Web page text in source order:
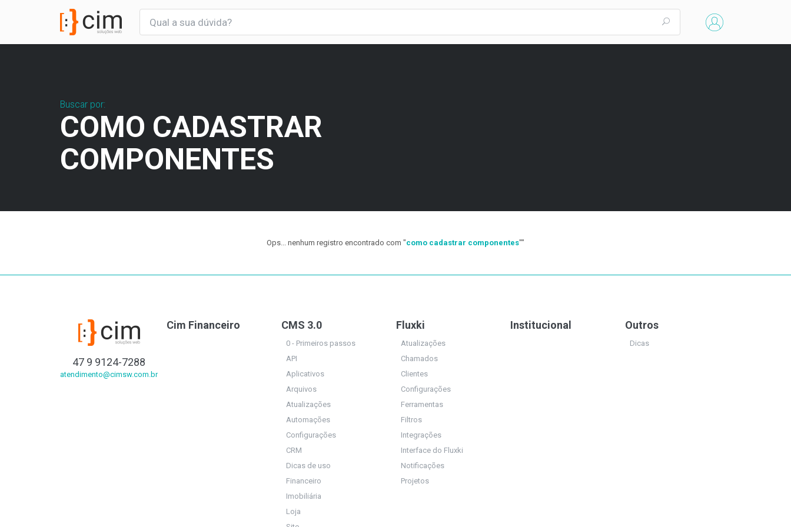
Buscar por:
COMO CADASTRAR
COMPONENTES
Ops... nenhum registro encontrado com "como cadastrar componentes""
47 9 9124-7288
atendimento@cimsw.com.br
Cim Financeiro CMS 3.0
0 - Primeiros passos
API
Aplicativos
Arquivos
Atualizações
Automações
Configurações
CRM
Dicas de uso
Financeiro
Imobiliária
Loja
Fluxki
Atualizações
Chamados
Clientes
Configurações
Ferramentas
Filtros
Integrações
Interface do Fluxki
Notificações
Projetos
Institucional Outros
Dicas